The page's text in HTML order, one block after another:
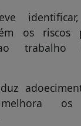
os riscos
ao trabalho
os